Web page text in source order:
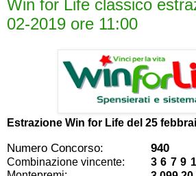
Win for Life classico
02-2019 ore 11:00
Estrazione Win for Life del 25
Numero Concorso: 940
Combinazione vincente:
3 6 7 9